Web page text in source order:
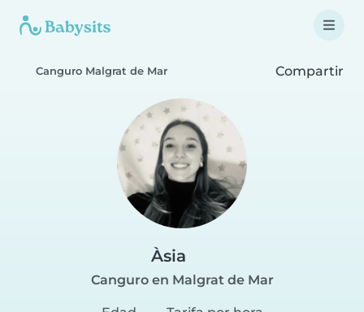
Canguro Malgrat de Mar Compartir
Àsia
Canguro en Malgrat de Mar